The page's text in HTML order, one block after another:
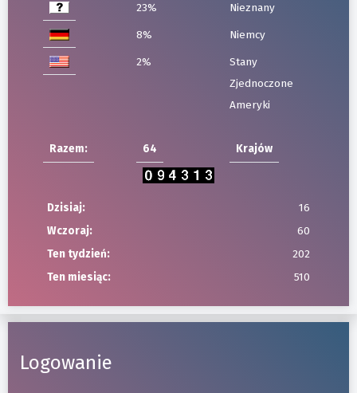
23%
Nieznany
8%
Niemcy
2%
Stany
Zjednoczone
Ameryki
Razem: 64 Krajów
Dzisiaj:
16
Wczoraj:
60
Ten tydzień:
202
Ten miesiąc:
510
Logowanie